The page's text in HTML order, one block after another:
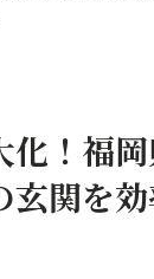
化！福
玄関を